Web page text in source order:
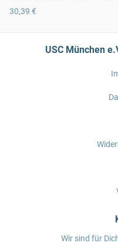
30,39 €
USC München
Wir sind für